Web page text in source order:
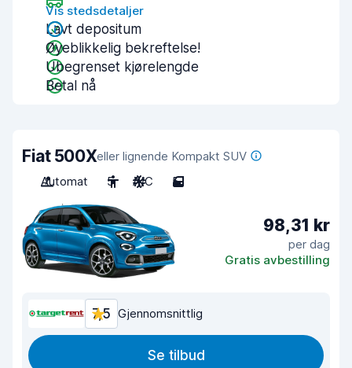
Vis stedsdetaljer
Lavt depositum
Øyeblikkelig bekreftelse!
Ubegrenset kjørelengde
Betal nå
Fiat 500Xeller lignende Kompakt SUV
Automat
5 A/C 5
98,31 kr
per dag
Gratis avbestilling
7,5 Gjennomsnittlig
Se tilbud